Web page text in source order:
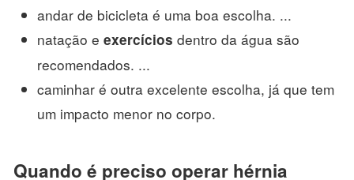
andar de bicicleta é uma boa escolha. ...
natação e exercícios dentro da água são
recomendados. ...
caminhar é outra excelente escolha, já que tem
um impacto menor no corpo.
Quando é preciso operar hérnia